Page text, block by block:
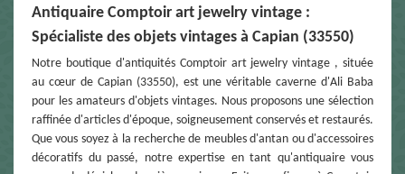
Antiquaire Comptoir art jewelry vintage :
Spécialiste des objets vintages à Capian (33550)
Notre boutique d'antiquités Comptoir art jewelry vintage , située
au cœur de Capian (33550), est une véritable caverne d'Ali Baba
pour les amateurs d'objets vintages. Nous proposons une sélection
raffinée d'articles d'époque, soigneusement conservés et restaurés.
Que vous soyez à la recherche de meubles d'antan ou d'accessoires
décoratifs du passé, notre expertise en tant qu'antiquaire vous